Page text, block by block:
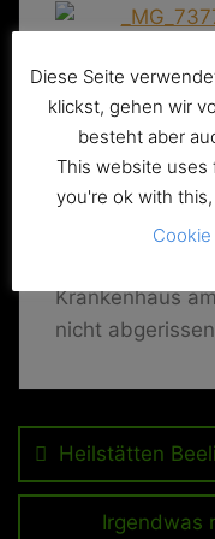
(Update:
ehemalige
Krankenhaus
nicht
Heilstätten
Irgendwas
Diese Seite
klickst, gehen wir
besteht aber
This website uses
you're ok with